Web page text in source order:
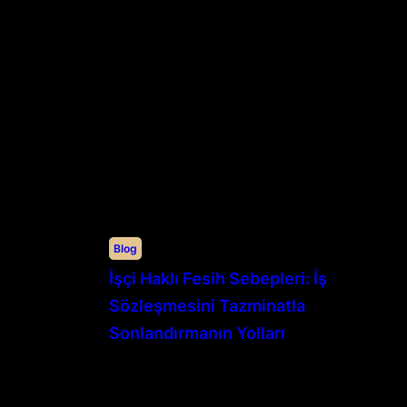
Blog
İşçi Haklı Fesih Sebepleri: İş
Sözleşmesini Tazminatla
Sonlandırmanın Yolları